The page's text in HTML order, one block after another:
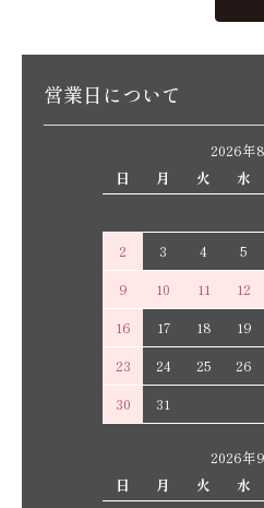
営業日について
2026年
日
月 火 水
2
3 4 5
9
10 11 12
16
17 18 19
23
24 25 26
30
31
2026年
日
月 火 水